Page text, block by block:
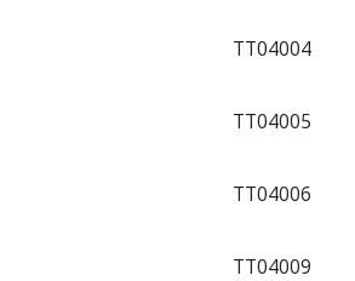
TT04004
TT04005
TT04006
TT04009